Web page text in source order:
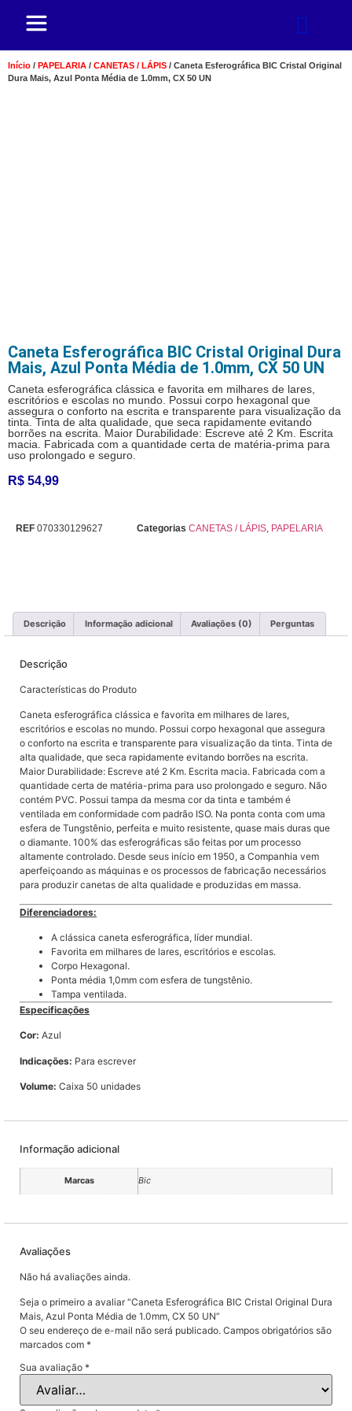
Início / PAPELARIA / CANETAS / LÁPIS / Caneta Esferográfica BIC Cristal Original
Dura Mais, Azul Ponta Média de 1.0mm, CX 50 UN
Caneta Esferográfica BIC Cristal Original Dura
Mais, Azul Ponta Média de 1.0mm, CX 50 UN
Caneta esferográfica clássica e favorita em milhares de lares,
escritórios e escolas no mundo. Possui corpo hexagonal que
assegura o conforto na escrita e transparente para visualização da
tinta. Tinta de alta qualidade, que seca rapidamente evitando
borrões na escrita. Maior Durabilidade: Escreve até 2 Km. Escrita
macia. Fabricada com a quantidade certa de matéria-prima para
uso prolongado e seguro.
R$ 54,99
REF 070330129627 Categorias CANETAS / LÁPIS PAPELARIA
Descrição Informação adicional Avaliações (0) Perguntas
Descrição
Características do Produto
Caneta esferográfica clássica e favorita em milhares de lares,
escritórios e escolas no mundo. Possui corpo hexagonal que assegura
o conforto na escrita e transparente para visualização da tinta. Tinta de
alta qualidade, que seca rapidamente evitando borrões na escrita.
Maior Durabilidade: Escreve até 2 Km. Escrita macia. Fabricada com a
quantidade certa de matéria-prima para uso prolongado e seguro. Não
contém PVC. Possui tampa da mesma cor da tinta e também é
ventilada em conformidade com padrão ISO. Na ponta conta com uma
esfera de Tungstênio, perfeita e muito resistente, quase mais duras que
o diamante. 100% das esferográficas são feitas por um processo
altamente controlado. Desde seus início em 1950, a Companhia vem
aperfeiçoando as máquinas e os processos de fabricação necessários
para produzir canetas de alta qualidade e produzidas em massa.
Diferenciadores:
A clássica caneta esferográfica, líder mundial.
Favorita em milhares de lares, escritórios e escolas.
Corpo Hexagonal.
Ponta média 1,0mm com esfera de tungstênio.
Tampa ventilada.
Especificações
Cor: Azul
Indicações: Para escrever
Volume: Caixa 50 unidades
Informação adicional
Marcas Bic
Avaliações
Não há avaliações ainda.
Seja o primeiro a avaliar “Caneta Esferográfica BIC Cristal Original Dura
Mais, Azul Ponta Média de 1.0mm, CX 50 UN”
O seu endereço de e-mail não será publicado. Campos obrigatórios são
marcados com *
Sua avaliação *